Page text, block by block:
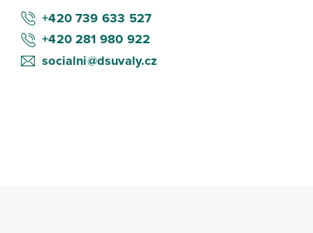
+420 739 633 527
+420 281 980 922
socialni@dsuvaly.cz